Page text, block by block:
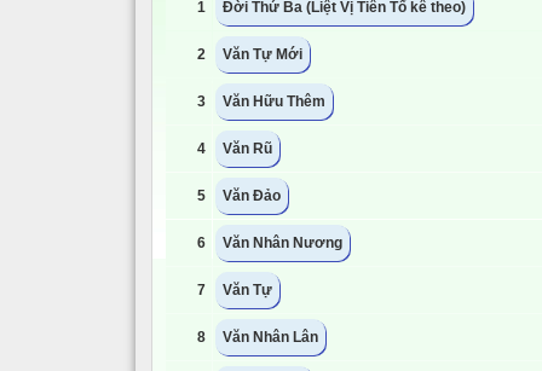
1 Đời Thứ Ba (Liệt Vị Tiên Tổ kê theo)
2 Văn Tự Mới
3 Văn Hữu Thêm
4 Văn Rũ
5 Văn Đảo
6 Văn Nhân Nương
7 Văn Tự
8 Văn Nhân Lân